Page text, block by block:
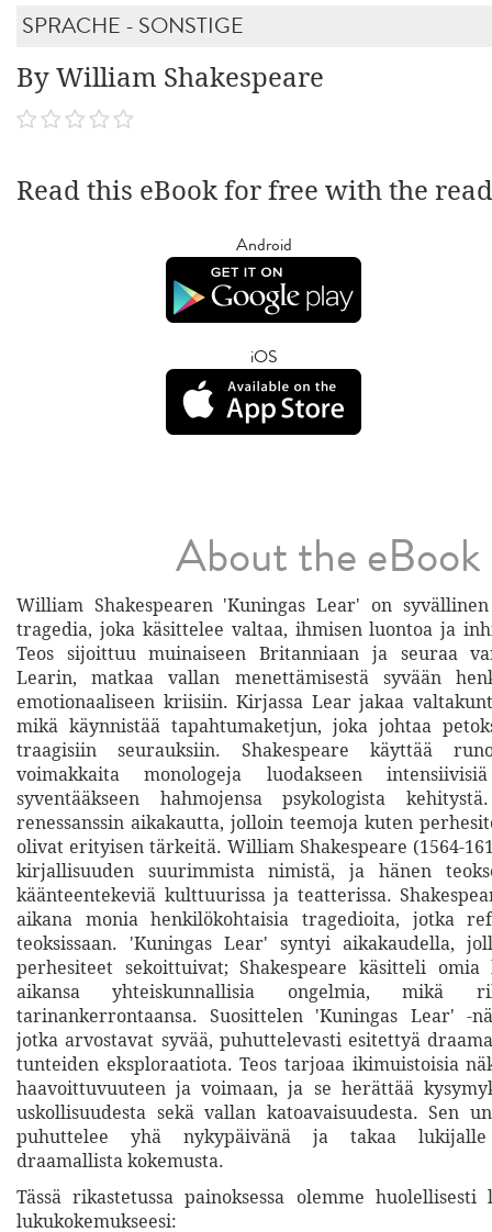
SPRACHE - SONSTIGE
By William Shakespeare
Read this eBook for free with the
Android
iOS
About the eBook
William Shakespearen 'Kuningas Lear' on
tragedia, joka käsittelee valtaa, ihmisen luontoa ja
Teos sijoittuu muinaiseen Britanniaan ja seuraa
Learin, matkaa vallan menettämisestä syvään
emotionaaliseen kriisiin. Kirjassa Lear jakaa
mikä käynnistää tapahtumaketjun, joka johtaa
traagisiin seurauksiin. Shakespeare käyttää
voimakkaita monologeja luodakseen
syventääkseen hahmojensa psykologista
renessanssin aikakautta, jolloin teemoja kuten
olivat erityisen tärkeitä. William Shakespeare (1564-
kirjallisuuden suurimmista nimistä, ja hänen
käänteentekeviä kulttuurissa ja teatterissa.
aikana monia henkilökohtaisia tragedioita, jotka
teoksissaan. 'Kuningas Lear' syntyi aikakaudella,
perhesiteet sekoittuivat; Shakespeare käsitteli omia
aikansa yhteiskunnallisia ongelmia, mikä
tarinankerrontaansa. Suosittelen 'Kuningas Lear' -
jotka arvostavat syvää, puhuttelevasti esitettyä
tunteiden eksploraatiota. Teos tarjoaa ikimuistoisia
haavoittuvuuteen ja voimaan, ja se herättää
uskollisuudesta sekä vallan katoavaisuudesta. Sen
puhuttelee yhä nykypäivänä ja takaa lukijalle
draamallista kokemusta.
Tässä rikastetussa painoksessa olemme huolellisesti
lukukokemukseesi: